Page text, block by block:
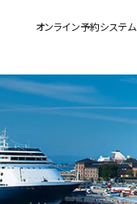
オンライン予約システム